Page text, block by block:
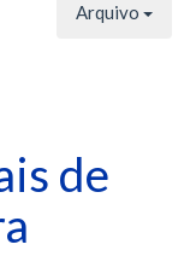
Arquivo
de